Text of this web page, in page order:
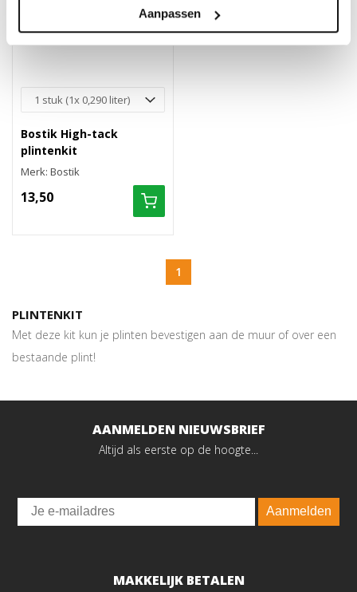
Aanpassen
Bostik High-tack
plintenkit
Merk: Bostik
13,50
1
PLINTENKIT
Met deze kit kun je plinten bevestigen aan de muur of over een
bestaande plint!
AANMELDEN NIEUWSBRIEF
Altijd als eerste op de hoogte...
Email
Aanmelden
MAKKELIJK BETALEN